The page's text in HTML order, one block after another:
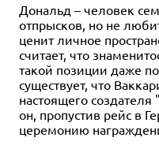
Дональд – человек
отпрысков, но не
ценит личное
считает, что
такой позиции даже
существует, что
настоящего
он, пропустив рейс в
церемонию